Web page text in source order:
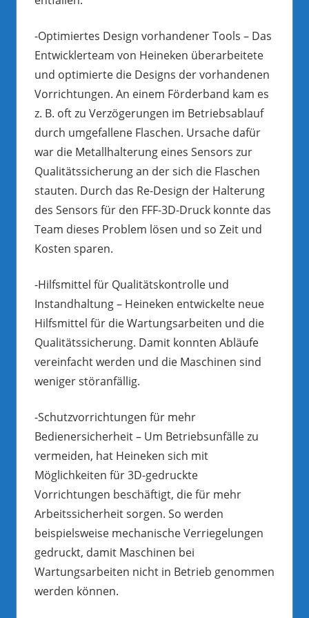
-Optimiertes Design vorhandener Tools – Das
Entwicklerteam von Heineken überarbeitete
und optimierte die Designs der vorhandenen
Vorrichtungen. An einem Förderband kam es
z. B. oft zu Verzögerungen im Betriebsablauf
durch umgefallene Flaschen. Ursache dafür
war die Metallhalterung eines Sensors zur
Qualitätssicherung an der sich die Flaschen
stauten. Durch das Re-Design der Halterung
des Sensors für den FFF-3D-Druck konnte das
Team dieses Problem lösen und so Zeit und
Kosten sparen.
-Hilfsmittel für Qualitätskontrolle und
Instandhaltung – Heineken entwickelte neue
Hilfsmittel für die Wartungsarbeiten und die
Qualitätssicherung. Damit konnten Abläufe
vereinfacht werden und die Maschinen sind
weniger störanfällig.
-Schutzvorrichtungen für mehr
Bedienersicherheit – Um Betriebsunfälle zu
vermeiden, hat Heineken sich mit
Möglichkeiten für 3D-gedruckte
Vorrichtungen beschäftigt, die für mehr
Arbeitssicherheit sorgen. So werden
beispielsweise mechanische Verriegelungen
gedruckt, damit Maschinen bei
Wartungsarbeiten nicht in Betrieb genommen
werden können.